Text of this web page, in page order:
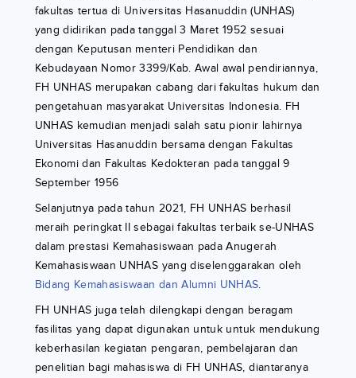
fakultas tertua di Universitas Hasanuddin (UNHAS)
yang didirikan pada tanggal 3 Maret 1952 sesuai
dengan Keputusan menteri Pendidikan dan
Kebudayaan Nomor 3399/Kab. Awal awal pendiriannya,
FH UNHAS merupakan cabang dari fakultas hukum dan
pengetahuan masyarakat Universitas Indonesia. FH
UNHAS kemudian menjadi salah satu pionir lahirnya
Universitas Hasanuddin bersama dengan Fakultas
Ekonomi dan Fakultas Kedokteran pada tanggal 9
September 1956
Selanjutnya pada tahun 2021, FH UNHAS berhasil
meraih peringkat II sebagai fakultas terbaik se-UNHAS
dalam prestasi Kemahasiswaan pada Anugerah
Kemahasiswaan UNHAS yang diselenggarakan oleh
Bidang Kemahasiswaan dan Alumni UNHAS.
FH UNHAS juga telah dilengkapi dengan beragam
fasilitas yang dapat digunakan untuk untuk mendukung
keberhasilan kegiatan pengaran, pembelajaran dan
penelitian bagi mahasiswa di FH UNHAS, diantaranya